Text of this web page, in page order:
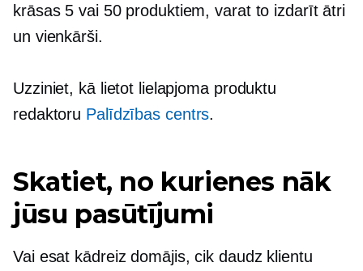
krāsas 5 vai 50 produktiem, varat to izdarīt ātri
un vienkārši.
Uzziniet, kā lietot lielapjoma produktu
redaktoru Palīdzības centrs.
Skatiet, no kurienes nāk
jūsu pasūtījumi
Vai esat kādreiz domājis, cik daudz klientu